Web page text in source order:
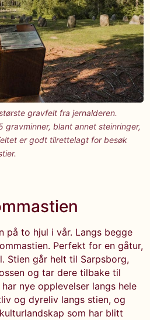
gravfelt fra jernalderen.
gravminner, blant annet steinringer,
er godt tilrettelagt for besøk
på to hjul i vår. Langs begge
Perfekt for en gåtur,
Stien går helt til Sarpsborg,
og tar dere tilbake til
nye opplevelser langs hele
og dyreliv langs stien, og
som har blitt